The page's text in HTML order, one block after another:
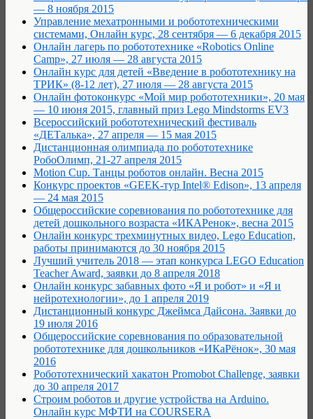
— 8 ноября 2015
Управление мехатронными и робототехническими
системами, Онлайн курс, 28 сентября — 6 декабря 2015
Онлайн лагерь по робототехнике «Robotics Online
Camp», 27 июля — 28 августа 2015
Онлайн курс для детей «Введение в робототехнику на
ТРИК» (8-12 лет), 27 июля — 28 августа 2015
Онлайн фотоконкурс «Мой мир робототехники», 20 мая
— 10 июня 2015, главный приз Lego Mindstorms EV3
Всероссийский робототехнический фестиваль
«ДЕТалька», 27 апреля — 15 мая 2015
Дистанционная олимпиада по робототехнике
РобоОлимп, 21-27 апреля 2015
Motion Cup. Танцы роботов онлайн. Весна 2015
Конкурс проектов «GEEK-тур Intel® Edison», 13 апреля
— 24 мая 2015
Общероссийские соревнования по робототехнике для
детей дошкольного возраста «ИКАРенок», весна 2015
Онлайн конкурс трехминутных видео, Lego Education,
работы принимаются до 30 ноября 2015
Лучший учитель 2018 — этап конкурса LEGO Education
Teacher Award, заявки до 8 апреля 2018
Онлайн конкурс забавных фото «Я и робот» и «Я и
нейротехнологии», до 1 апреля 2019
Дистанционный конкурс Джеймса Дайсона. Заявки до
19 июля 2016
Общероссийские соревнования по образовательной
робототехнике для дошкольников «ИКаРёнок», 30 мая
2016
Робототехнический хакатон Promobot Сhallenge, заявки
до 30 апреля 2017
Строим роботов и другие устройства на Arduino.
Онлайн курс МФТИ на COURSERA